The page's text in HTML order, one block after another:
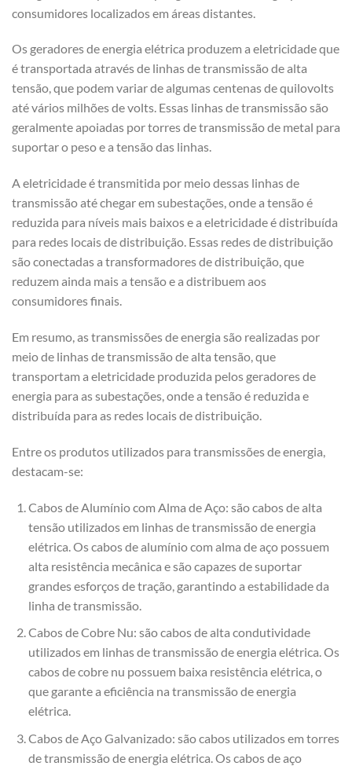
consumidores localizados em áreas distantes.
Os geradores de energia elétrica produzem a eletricidade que
é transportada através de linhas de transmissão de alta
tensão, que podem variar de algumas centenas de quilovolts
até vários milhões de volts. Essas linhas de transmissão são
geralmente apoiadas por torres de transmissão de metal para
suportar o peso e a tensão das linhas.
A eletricidade é transmitida por meio dessas linhas de
transmissão até chegar em subestações, onde a tensão é
reduzida para níveis mais baixos e a eletricidade é distribuída
para redes locais de distribuição. Essas redes de distribuição
são conectadas a transformadores de distribuição, que
reduzem ainda mais a tensão e a distribuem aos
consumidores finais.
Em resumo, as transmissões de energia são realizadas por
meio de linhas de transmissão de alta tensão, que
transportam a eletricidade produzida pelos geradores de
energia para as subestações, onde a tensão é reduzida e
distribuída para as redes locais de distribuição.
Entre os produtos utilizados para transmissões de energia,
destacam-se:
Cabos de Alumínio com Alma de Aço: são cabos de alta
tensão utilizados em linhas de transmissão de energia
elétrica. Os cabos de alumínio com alma de aço possuem
alta resistência mecânica e são capazes de suportar
grandes esforços de tração, garantindo a estabilidade da
linha de transmissão.
Cabos de Cobre Nu: são cabos de alta condutividade
utilizados em linhas de transmissão de energia elétrica. Os
cabos de cobre nu possuem baixa resistência elétrica, o
que garante a eficiência na transmissão de energia
elétrica.
Cabos de Aço Galvanizado: são cabos utilizados em torres
de transmissão de energia elétrica. Os cabos de aço